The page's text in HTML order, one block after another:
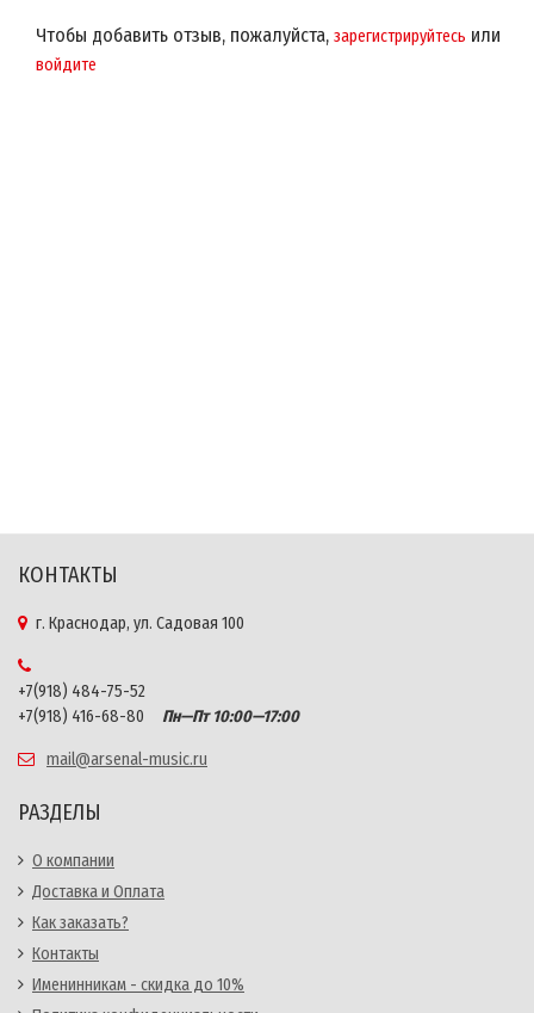
Чтобы добавить отзыв, пожалуйста, зарегистрируйтесь или
войдите
КОНТАКТЫ
г. Краснодар, ул. Садовая 100
+7(918) 484-75-52
+7(918) 416-68-80
Пн—Пт 10:00—17:00
mail@arsenal-music.ru
РАЗДЕЛЫ
О компании
Доставка и Оплата
Как заказать?
Контакты
Именинникам - скидка до 10%